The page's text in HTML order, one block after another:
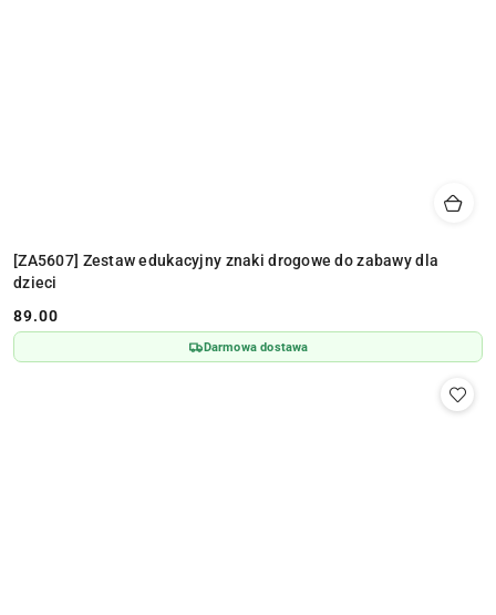
[ZA5607] Zestaw edukacyjny znaki drogowe do zabawy dla
dzieci
Cena:
89.00
Darmowa dostawa